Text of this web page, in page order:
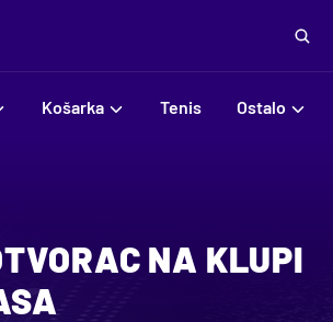
Košarka Tenis Ostalo
NA KLUPI